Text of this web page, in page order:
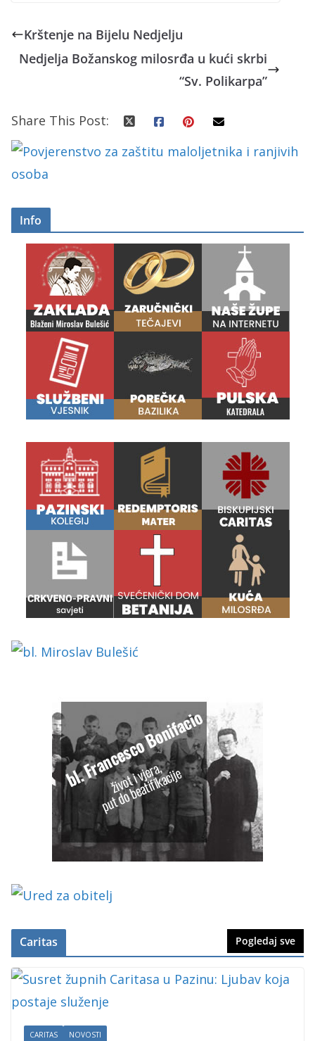
Krštenje na Bijelu Nedjelju
Nedjelja Božanskog milosrđa u kući skrbi
“Sv. Polikarpa”
Share This Post:
Info
Caritas Pogledaj sve
CARITAS NOVOSTI